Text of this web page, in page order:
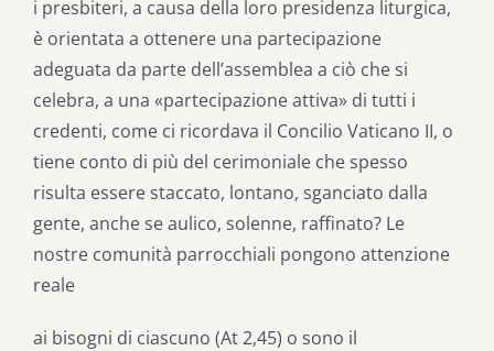
i presbiteri, a causa della loro presidenza liturgica,
è orientata a ottenere una partecipazione
adeguata da parte dell’assemblea a ciò che si
celebra, a una «partecipazione attiva» di tutti i
credenti, come ci ricordava il Concilio Vaticano II, o
tiene conto di più del cerimoniale che spesso
risulta essere staccato, lontano, sganciato dalla
gente, anche se aulico, solenne, raffinato? Le
nostre comunità parrocchiali pongono attenzione
reale
ai bisogni di ciascuno (At 2,45) o sono il